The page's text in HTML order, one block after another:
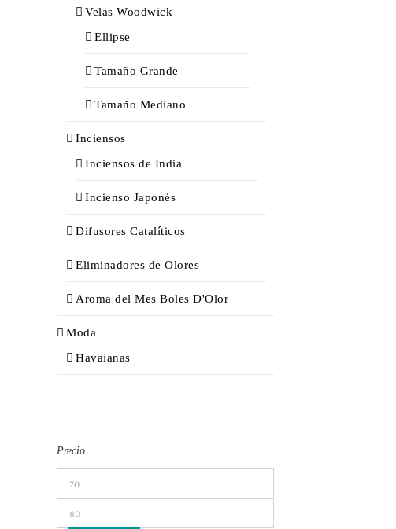
Velas Woodwick
Ellipse
Tamaño Grande
Tamaño Mediano
Inciensos
Inciensos de India
Incienso Japonés
Difusores Catalíticos
Eliminadores de Olores
Aroma del Mes Boles D'Olor
Moda
Havaianas
Precio